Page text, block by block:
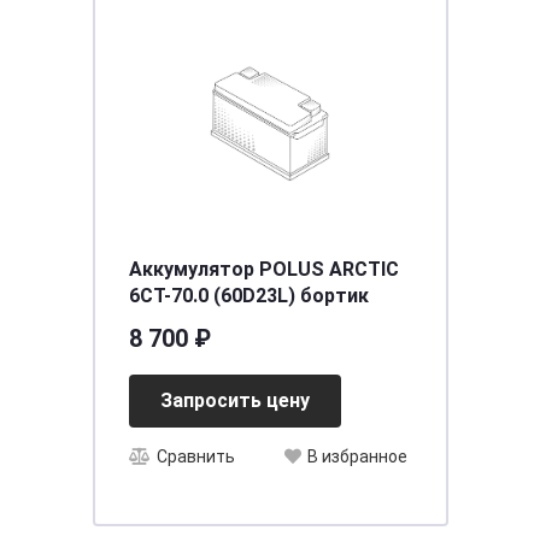
Аккумулятор POLUS ARCTIC
6CT-70.0 (60D23L) бортик
8 700 ₽
Запросить цену
Сравнить В избранное